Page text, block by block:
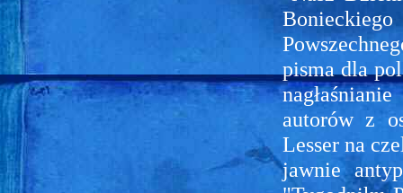
pisma dla
autorów z
Lesser na
jawnie